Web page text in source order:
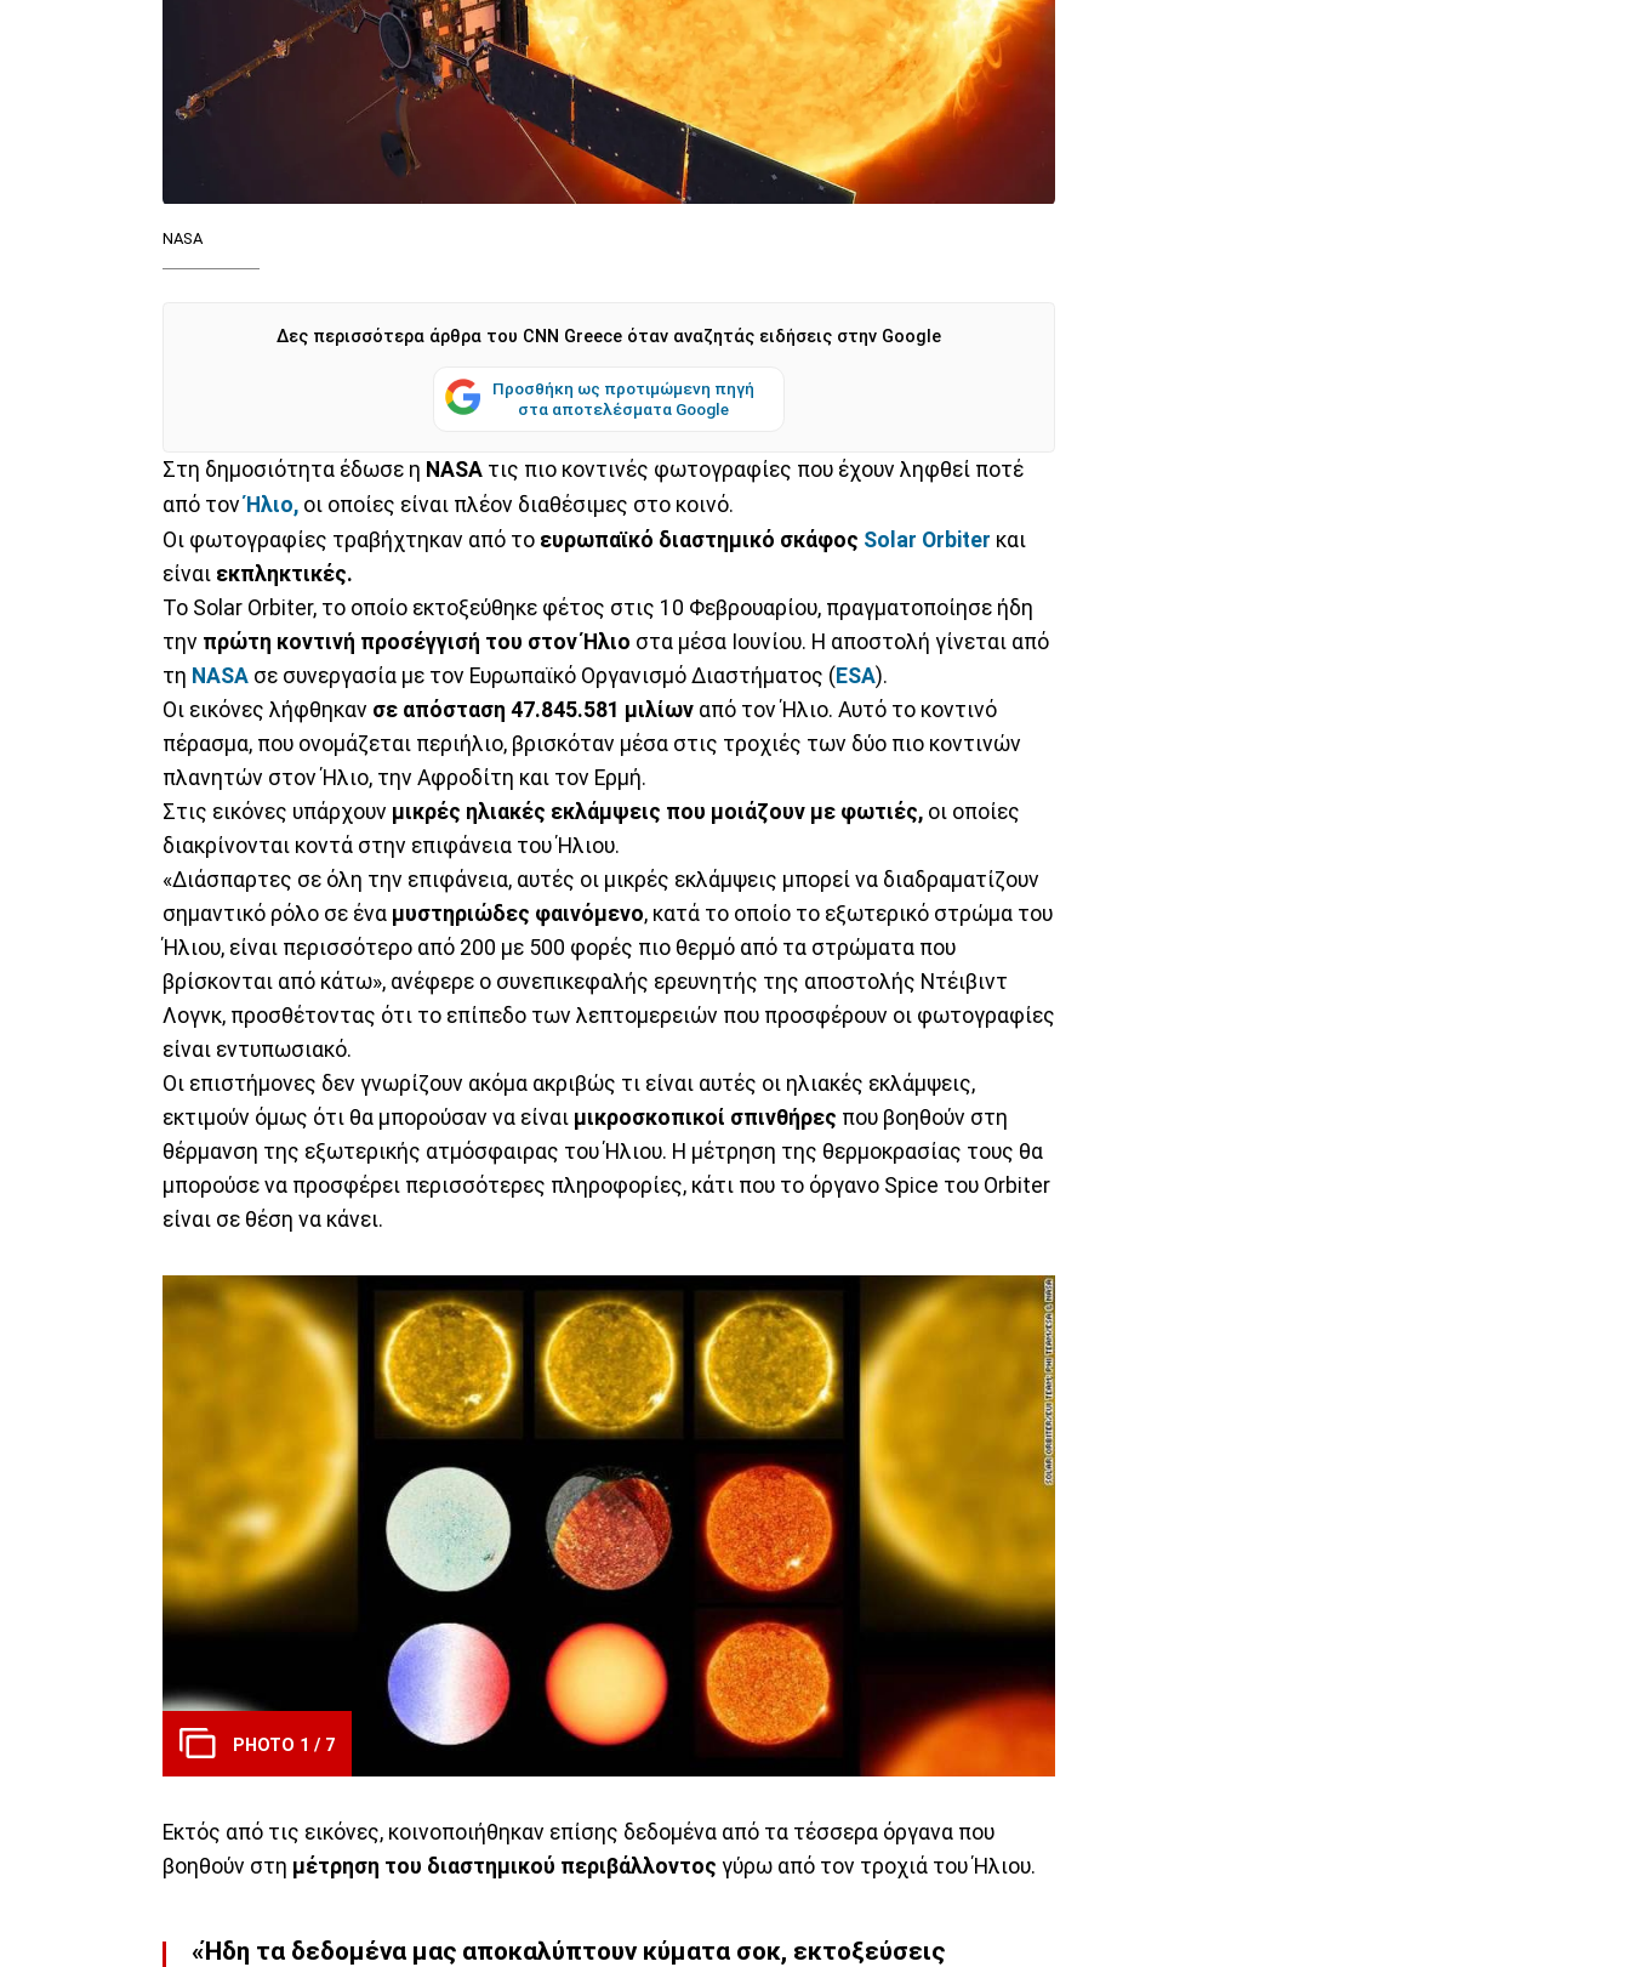
NASA
Δες περισσότερα άρθρα του CNN Greece όταν αναζητάς ειδήσεις στην Google
Προσθήκη ως προτιμώμενη πηγή
στα αποτελέσματα Google
Στη δημοσιότητα έδωσε η NASA τις πιο κοντινές φωτογραφίες που έχουν ληφθεί ποτέ
από τονΉλιο, οι οποίες είναι πλέον διαθέσιμες στο κοινό.
Οι φωτογραφίες τραβήχτηκαν από το ευρωπαϊκό διαστημικό σκάφος Solar Orbiter και
είναι εκπληκτικές.
Το Solar Orbiter, το οποίο εκτοξεύθηκε φέτος στις 10 Φεβρουαρίου, πραγματοποίησε ήδη
την πρώτη κοντινή προσέγγισή του στον Ήλιο στα μέσα Ιουνίου. Η αποστολή γίνεται από
τη NASA σε συνεργασία με τον Ευρωπαϊκό Οργανισμό Διαστήματος (ESA).
Οι εικόνες λήφθηκαν σε απόσταση 47.845.581 μιλίων από τον Ήλιο. Αυτό το κοντινό
πέρασμα, που ονομάζεται περιήλιο, βρισκόταν μέσα στις τροχιές των δύο πιο κοντινών
πλανητών στον Ήλιο, την Αφροδίτη και τον Ερμή.
Στις εικόνες υπάρχουν μικρές ηλιακές εκλάμψεις που μοιάζουν με φωτιές, οι οποίες
διακρίνονται κοντά στην επιφάνεια του Ήλιου.
«Διάσπαρτες σε όλη την επιφάνεια, αυτές οι μικρές εκλάμψεις μπορεί να διαδραματίζουν
σημαντικό ρόλο σε ένα μυστηριώδες φαινόμενο, κατά το οποίο το εξωτερικό στρώμα του
Ήλιου, είναι περισσότερο από 200 με 500 φορές πιο θερμό από τα στρώματα που
βρίσκονται από κάτω», ανέφερε ο συνεπικεφαλής ερευνητής της αποστολής Ντέιβιντ
Λογνκ, προσθέτοντας ότι το επίπεδο των λεπτομερειών που προσφέρουν οι φωτογραφίες
είναι εντυπωσιακό.
Οι επιστήμονες δεν γνωρίζουν ακόμα ακριβώς τι είναι αυτές οι ηλιακές εκλάμψεις,
εκτιμούν όμως ότι θα μπορούσαν να είναι μικροσκοπικοί σπινθήρες που βοηθούν στη
θέρμανση της εξωτερικής ατμόσφαιρας του Ήλιου. Η μέτρηση της θερμοκρασίας τους θα
μπορούσε να προσφέρει περισσότερες πληροφορίες, κάτι που το όργανο Spice του Orbiter
είναι σε θέση να κάνει.
PHOTO 1 / 7
Εκτός από τις εικόνες, κοινοποιήθηκαν επίσης δεδομένα από τα τέσσερα όργανα που
βοηθούν στη μέτρηση του διαστημικού περιβάλλοντος γύρω από τον τροχιά του Ήλιου.
«Ήδη τα δεδομένα μας αποκαλύπτουν κύματα σοκ, εκτοξεύσεις